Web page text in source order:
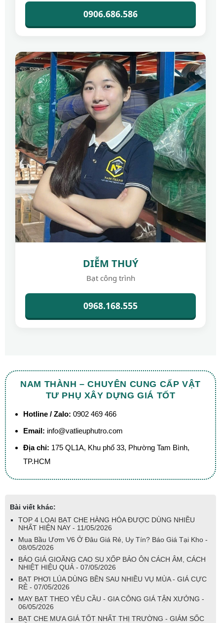
0906.686.586
DIỄM THUÝ
Bạt công trình
0968.168.555
NAM THÀNH – CHUYÊN CUNG CẤP VẬT
TƯ PHỤ XÂY DỰNG GIÁ TỐT
Hotline / Zalo: 0902 469 466
Email: info@vatlieuphutro.com
Địa chỉ: 175 QL1A, Khu phố 33, Phường Tam Bình,
TP.HCM
Bài viết khác:
TOP 4 LOẠI BẠT CHE HÀNG HÓA ĐƯỢC DÙNG NHIỀU
NHẤT HIỆN NAY - 11/05/2026
Mua Bầu Ươm V6 Ở Đâu Giá Rẻ, Uy Tín? Báo Giá Tại Kho -
08/05/2026
BÁO GIÁ GIOĂNG CAO SU XỐP BẢO ÔN CÁCH ÂM, CÁCH
NHIỆT HIỆU QUẢ - 07/05/2026
BẠT PHƠI LÚA DÙNG BỀN SAU NHIỀU VỤ MÙA - GIÁ CỰC
RẺ - 07/05/2026
MAY BẠT THEO YÊU CẦU - GIA CÔNG GIÁ TẬN XƯỞNG -
06/05/2026
BẠT CHE MƯA GIÁ TỐT NHẤT THỊ TRƯỜNG - GIẢM SỐC